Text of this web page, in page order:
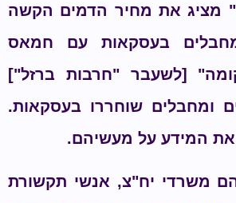
את מחיר הדמים הקשה
בעסקאות עם חמאס
[לשעבר "חרבות ברזל"]
ומחבלים שוחררו בעסקאות.
המידע על מעשיהם.
משרדי יח"צ, אנשי תקשורת